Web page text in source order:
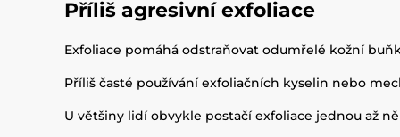
Příliš agresivní exfoliace
Exfoliace pomáhá odstraňovat odumřelé kožní
Příliš časté používání exfoliačních kyselin nebo
U většiny lidí obvykle postačí exfoliace jednou až